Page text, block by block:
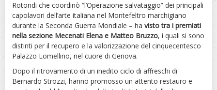
Rotondi che coordinò “l’Operazione salvataggio” dei principali
capolavori dell’arte italiana nel Montefeltro marchigiano
durante la Seconda Guerra Mondiale – ha visto tra i premiati
nella sezione Mecenati Elena e Matteo Bruzzo, i quali si sono
distinti per il recupero e la valorizzazione del cinquecentesco
Palazzo Lomellino, nel cuore di Genova.
Dopo il ritrovamento di un inedito ciclo di affreschi di
Bernardo Strozzi, hanno promosso un attento restauro e